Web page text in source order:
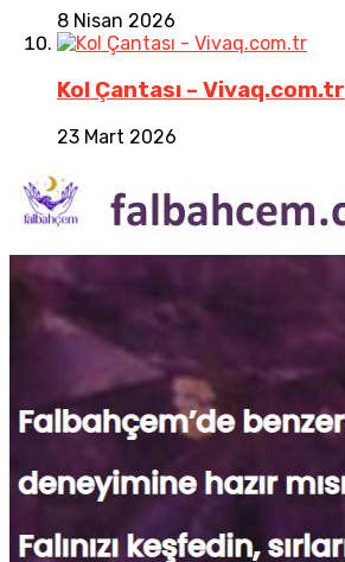
8 Nisan 2026
Kol Çantası – Vivaq.com.tr
23 Mart 2026